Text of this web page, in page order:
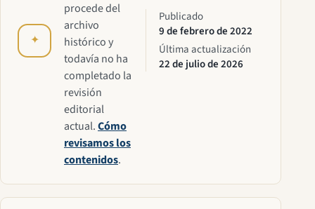
✦
procede del
archivo
histórico y
todavía no ha
completado la
revisión
editorial
actual.Cómo
revisamos los
contenidos.
Publicado
9 de febrero de 2022
Última actualización
22 de julio de 2026